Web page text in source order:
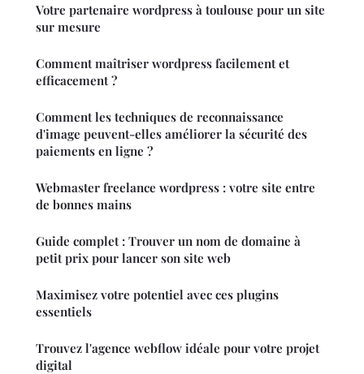
Votre partenaire wordpress à toulouse pour un site
sur mesure
Comment maîtriser wordpress facilement et
efficacement ?
Comment les techniques de reconnaissance
d'image peuvent-elles améliorer la sécurité des
paiements en ligne ?
Webmaster freelance wordpress : votre site entre
de bonnes mains
Guide complet : Trouver un nom de domaine à
petit prix pour lancer son site web
Maximisez votre potentiel avec ces plugins
essentiels
Trouvez l'agence webflow idéale pour votre projet
digital